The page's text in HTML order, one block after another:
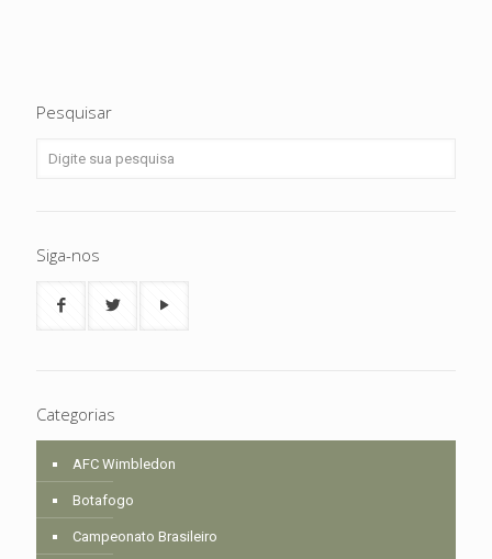
Pesquisar
Siga-nos
Categorias
AFC Wimbledon
Botafogo
Campeonato Brasileiro